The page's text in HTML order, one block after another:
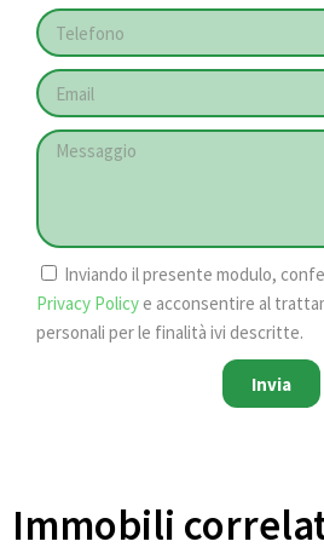
Inviando il presente modulo,
Privacy Policy e acconsentire al
personali per le finalità ivi descritte.
Invia
Immobili